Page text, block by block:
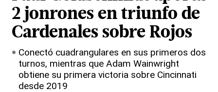
2 jonrones en triunfo de
Cardenales sobre Rojos
Conectó cuadrangulares en sus primeros dos
turnos, mientras que Adam Wainwright
obtiene su primera victoria sobre Cincinnati
desde 2019